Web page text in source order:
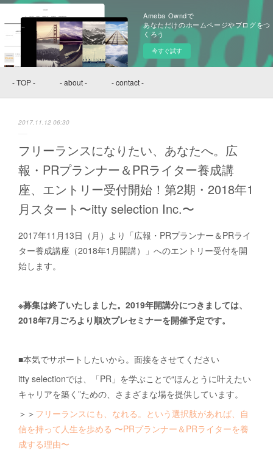
Ameba Owndで
あなただけのホームページやブログをつ
くろう
今すぐ試す
- TOP - - about - - contact -
2017.11.12 06:30
フリーランスになりたい、あなたへ。広
報・PRプランナー＆PRライター養成講
座、エントリー受付開始！第2期・2018年1
月スタート〜itty selection Inc.〜
2017年11月13日（月）より「広報・PRプランナー＆PRライ
ター養成講座（2018年1月開講）」へのエントリー受付を開
始します。
※募集は終了いたしました。2019年開講分につきましては、
2018年7月ごろより順次プレセミナーを開催予定です。
■本気でサポートしたいから。面接をさせてください
itty selectionでは、「PR」を学ぶことで“ほんとうに叶えたい
キャリアを築く”ための、さまざまな場を提供しています。
＞＞ フリーランスにも、なれる。という選択肢があれば、自
信を持って人生を歩める 〜PRプランナー＆PRライターを養
成する理由〜